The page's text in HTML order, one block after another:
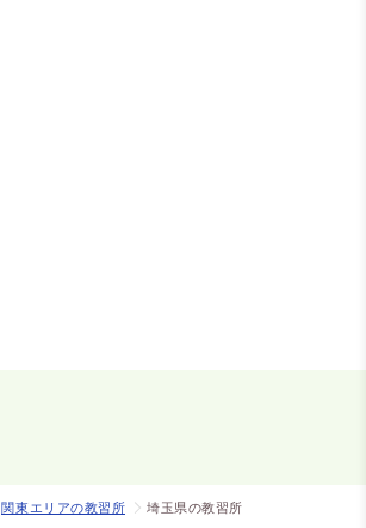
関東エリアの教習所 埼玉県の教習所